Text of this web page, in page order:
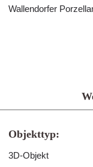
Wallendorfer
Objekttyp:
3D-Objekt